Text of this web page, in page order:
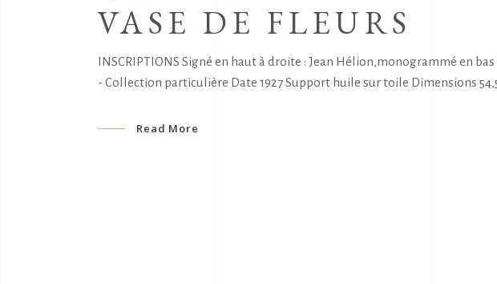
VASE DE FLEURS
INSCRIPTIONS Signé en haut à droite : Jean Hélion,monogrammé en
- Collection particulière Date 1927 Support huile sur toile Dimensions 54,5
Read More